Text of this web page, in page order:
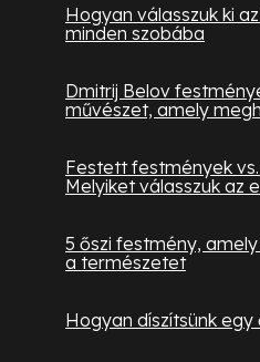
Hogyan válasszuk ki
minden szobába
Dmitrij Belov
művészet, amely
Festett festmények
Melyiket válasszuk az
5 őszi festmény,
a természetet
Hogyan díszítsünk